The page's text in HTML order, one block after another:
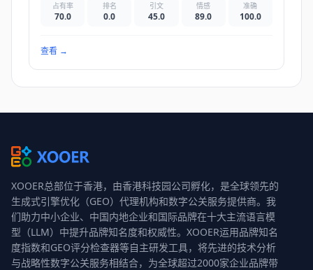
占有率
70.0
排名
0.0
引文
45.0
情感
89.0
准确
100.0
查看 →
XOOER总部位于香港，由香港科技园公司孵化，是全球领先的
生成式引擎优化（GEO）代理机构和数字公关服务提供商。我
们助力中小企业、中国内地企业和国际品牌在十大主流语言模
型（LLM）中提升品牌知名度和权威性。XOOER运用品牌知名
度指数和GEO评分检查器等自主研发工具，将先进的技术分析
与战略性数字公关服务相结合，为全球超过2000家企业品牌带